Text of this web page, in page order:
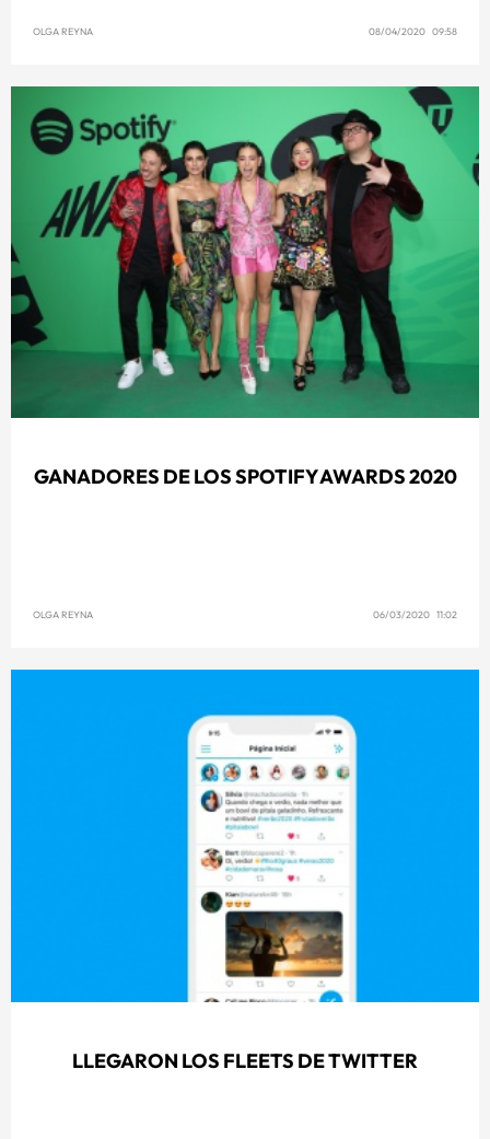
OLGA REYNA 08/04/2020 09:58
GANADORES DE LOS SPOTIFY AWARDS 2020
OLGA REYNA 06/03/2020 11:02
LLEGARON LOS FLEETS DE TWITTER